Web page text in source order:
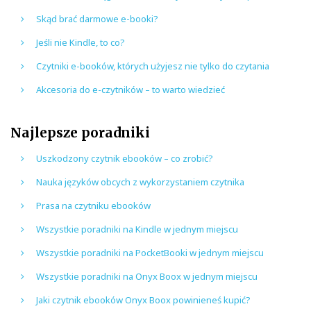
Skąd brać darmowe e-booki?
Jeśli nie Kindle, to co?
Czytniki e-booków, których użyjesz nie tylko do czytania
Akcesoria do e-czytników – to warto wiedzieć
Najlepsze poradniki
Uszkodzony czytnik ebooków – co zrobić?
Nauka języków obcych z wykorzystaniem czytnika
Prasa na czytniku ebooków
Wszystkie poradniki na Kindle w jednym miejscu
Wszystkie poradniki na PocketBooki w jednym miejscu
Wszystkie poradniki na Onyx Boox w jednym miejscu
Jaki czytnik ebooków Onyx Boox powinieneś kupić?